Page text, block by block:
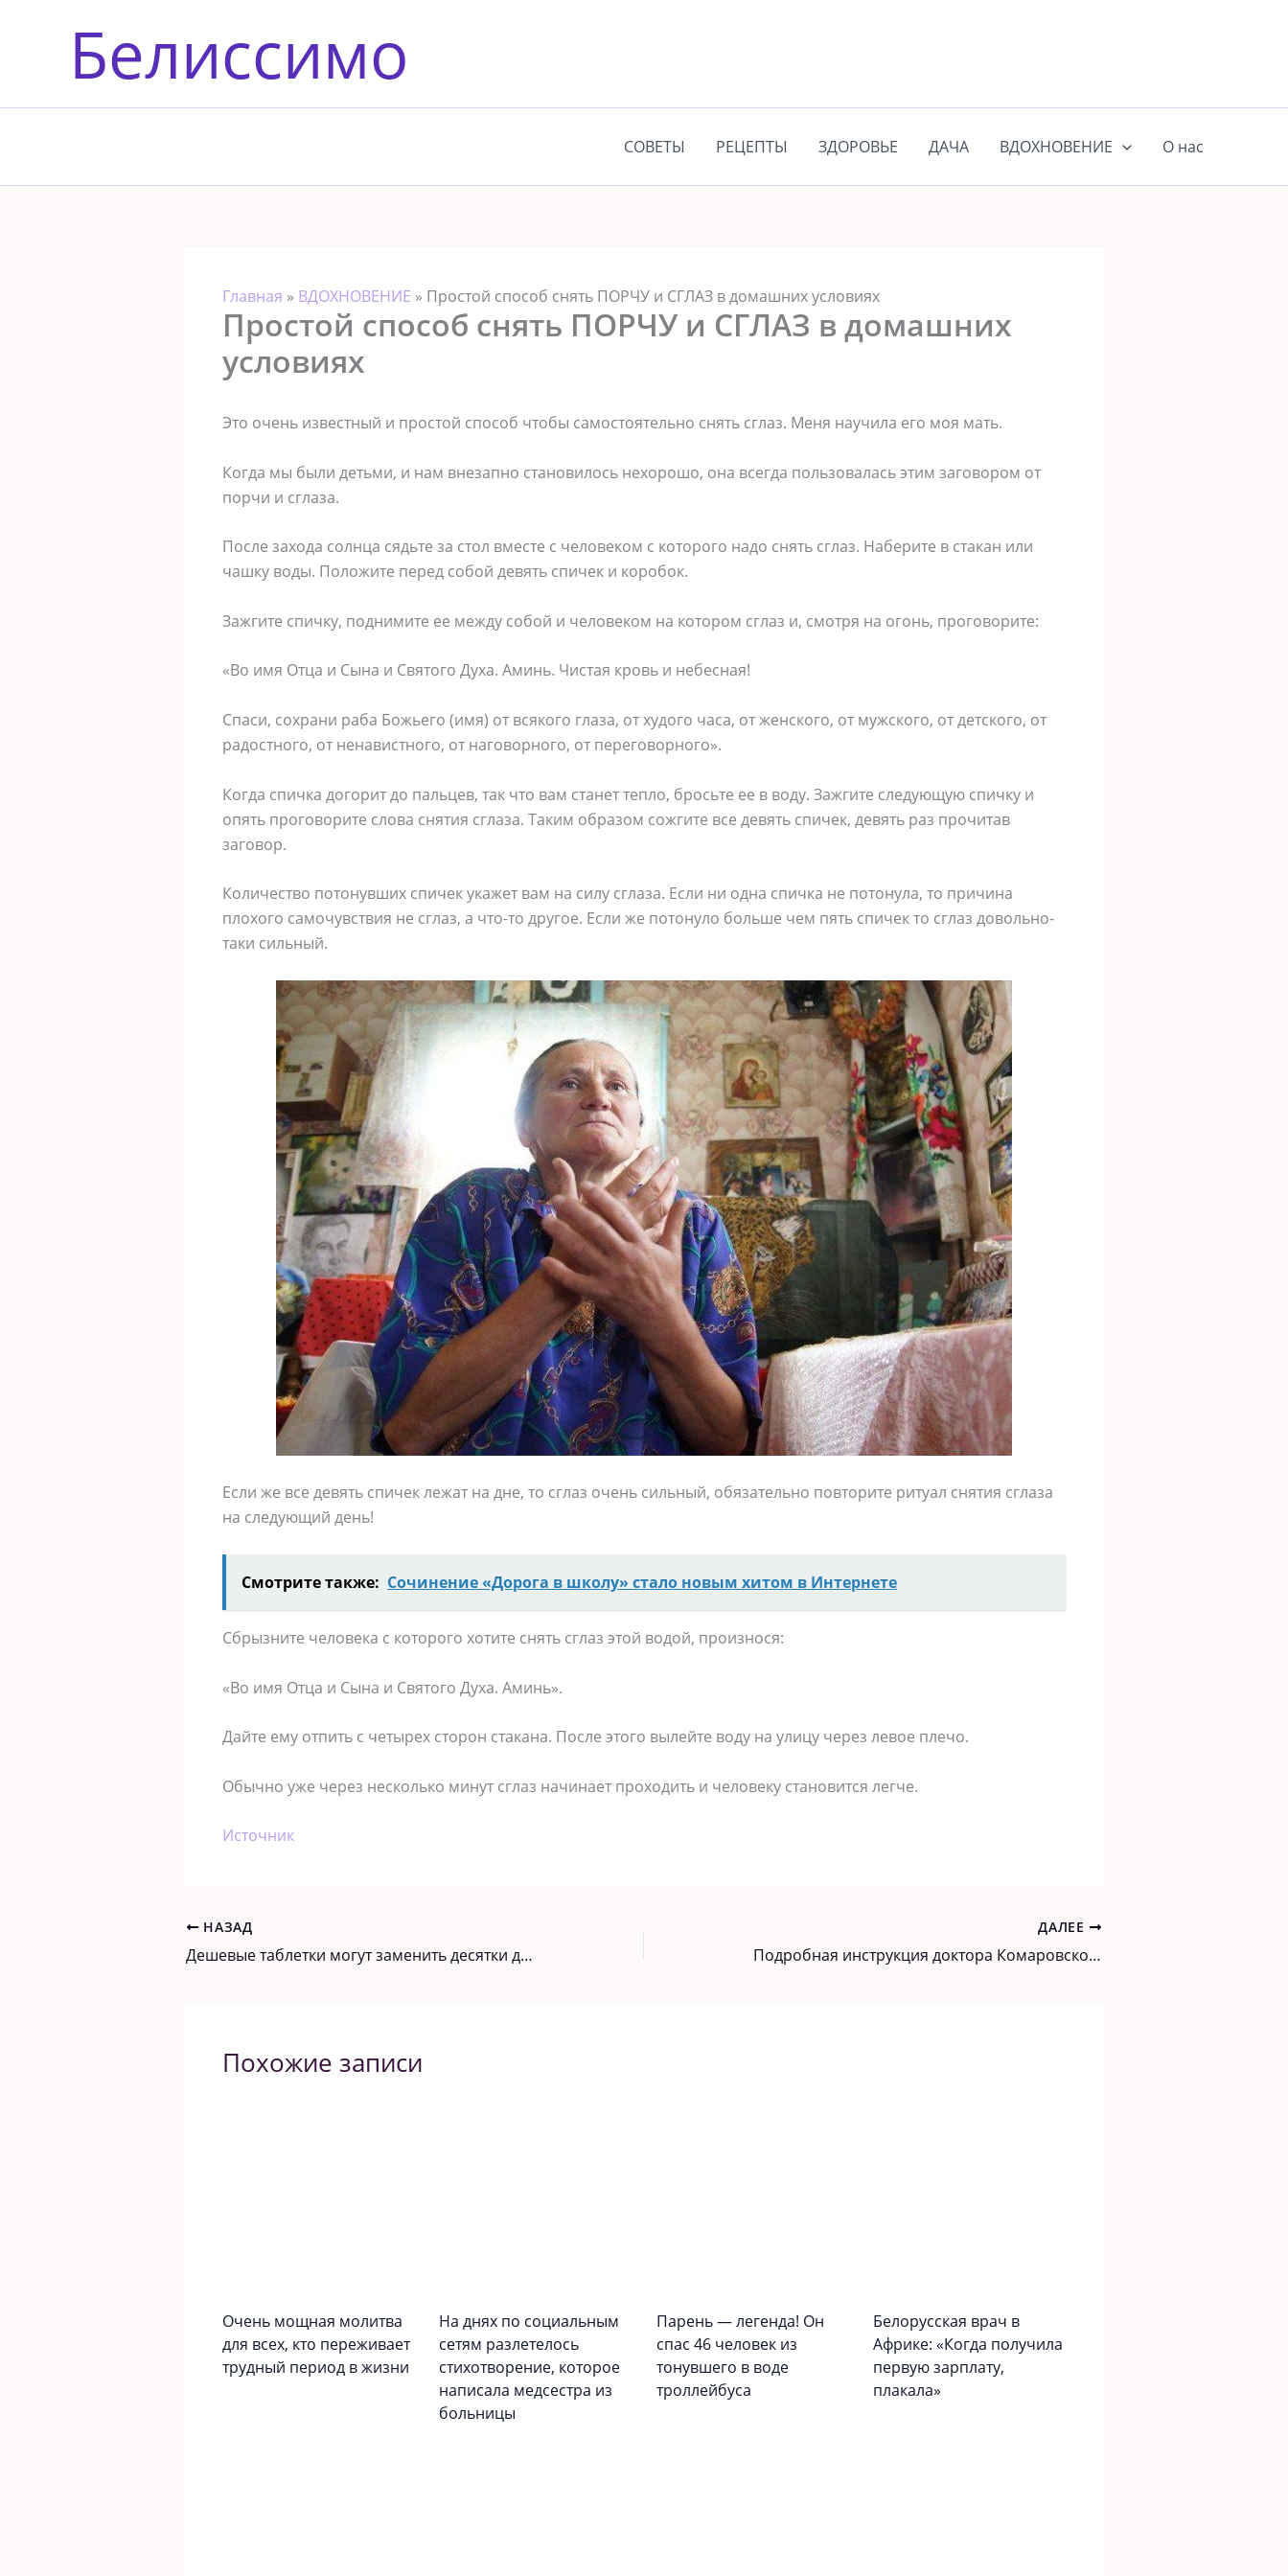
содержимомуБелиссимо
СОВЕТЫ РЕЦЕПТЫ ЗДОРОВЬЕ ДАЧА ВДОХНОВЕНИЕ О нас
Главная » ВДОХНОВЕНИЕ » Простой способ снять ПОРЧУ и СГЛАЗ в домашних условиях
Простой способ снять ПОРЧУ и СГЛАЗ в домашних
условиях
Это очень известный и простой способ чтобы самостоятельно снять сглаз. Меня научила его моя мать.
Когда мы были детьми, и нам внезапно становилось нехорошо, она всегда пользовалась этим заговором от
порчи и сглаза.
После захода солнца сядьте за стол вместе с человеком с которого надо снять сглаз. Наберите в стакан или
чашку воды. Положите перед собой девять спичек и коробок.
Зажгите спичку, поднимите ее между собой и человеком на котором сглаз и, смотря на огонь, проговорите:
«Во имя Отца и Сына и Святого Духа. Аминь. Чистая кровь и небесная!
Спаси, сохрани раба Божьего (имя) от всякого глаза, от худого часа, от женского, от мужского, от детского, от
радостного, от ненавистного, от наговорного, от переговорного».
Когда спичка догорит до пальцев, так что вам станет тепло, бросьте ее в воду. Зажгите следующую спичку и
опять проговорите слова снятия сглаза. Таким образом сожгите все девять спичек, девять раз прочитав
заговор.
Количество потонувших спичек укажет вам на силу сглаза. Если ни одна спичка не потонула, то причина
плохого самочувствия не сглаз, а что-то другое. Если же потонуло больше чем пять спичек то сглаз довольно-
таки сильный.
Если же все девять спичек лежат на дне, то сглаз очень сильный, обязательно повторите ритуал снятия сглаза
на следующий день!
Смотрите также: Сочинение «Дорога в школу» стало новым хитом в Интернете
Сбрызните человека с которого хотите снять сглаз этой водой, произнося:
«Во имя Отца и Сына и Святого Духа. Аминь».
Дайте ему отпить с четырех сторон стакана. После этого вылейте воду на улицу через левое плечо.
Обычно уже через несколько минут сглаз начинает проходить и человеку становится легче.
Источник
НАЗАД
Дешeвые таблетки могут заменить десятки дорогих — раскрываем секреты
ДАЛЕЕ
Подробная инструкция доктора Комаровского по борьбе с вирусами
Похожие записи
Очень мощная молитва
для всех, кто переживает
трудный период в жизни
На днях по социальным
сетям разлетелось
стихотворение, которое
написала медсестра из
больницы
Парень — легенда! Он
спас 46 человек из
тонувшего в воде
троллейбуса
Белорусская врач в
Африке: «Когда получила
первую зарплату,
плакала»